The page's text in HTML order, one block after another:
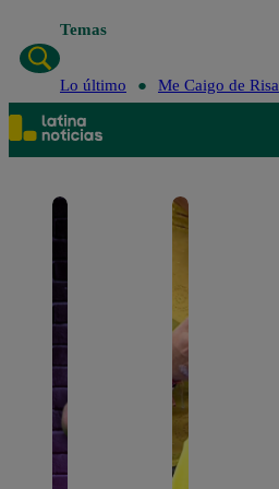
Temas
Lo último Me Caigo de Risa